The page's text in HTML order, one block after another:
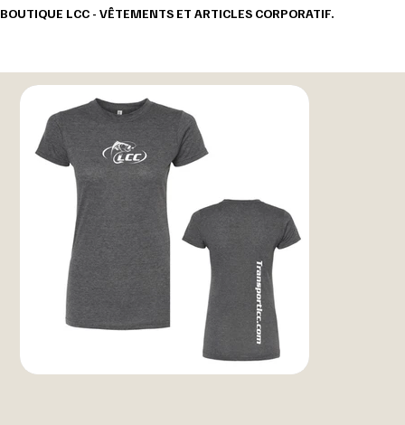
BOUTIQUE LCC - VÊTEMENTS ET ARTICLES CORPORATIF.